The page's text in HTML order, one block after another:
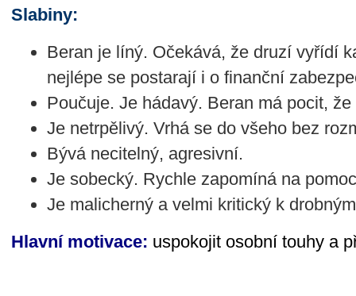
Slabiny:
Beran je líný. Očekává, že druzí vyřídí
nejlépe se postarají i o finanční
Poučuje. Je hádavý. Beran má pocit,
Je netrpělivý. Vrhá se do všeho bez
Bývá necitelný, agresivní.
Je sobecký. Rychle zapomíná na
Je malicherný a velmi kritický k
Hlavní motivace: uspokojit osobní touhy a